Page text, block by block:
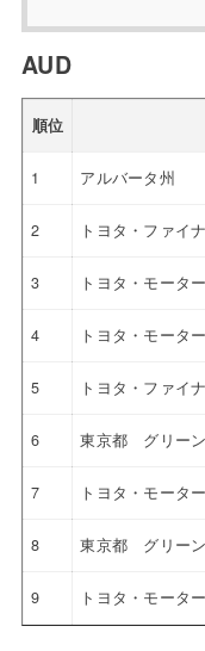
AUD
順位
1 アルバータ州
2 トヨタ・ファイ
3 トヨタ・モータ
4 トヨタ・モータ
5 トヨタ・ファイ
6 東京都 グリー
7 トヨタ・モータ
8 東京都 グリー
9 トヨタ・モータ